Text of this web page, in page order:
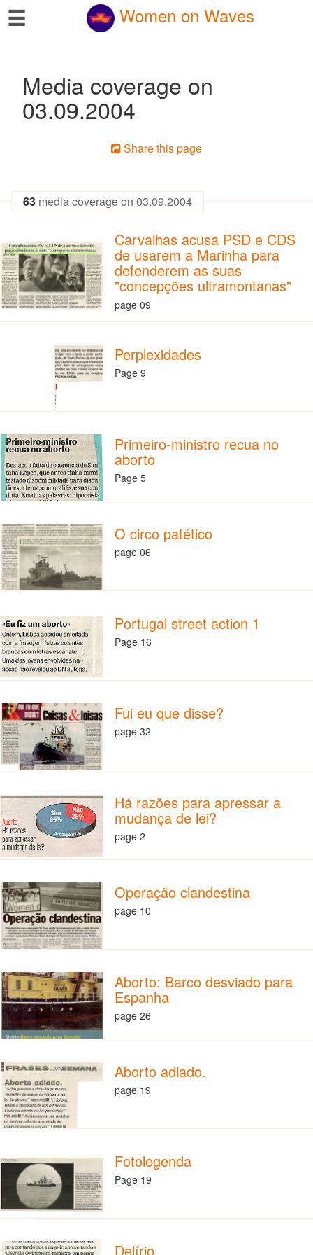
☰ Women on Waves
Media coverage on
03.09.2004
Share this page
63 media coverage on 03.09.2004
Carvalhas acusa PSD e CDS
de usarem a Marinha para
defenderem as suas
"concepções ultramontanas"
page 09
Perplexidades
Page 9
Primeiro-ministro recua no
aborto
Page 5
O circo patético
page 06
Portugal street action 1
Page 16
Fui eu que disse?
page 32
Há razões para apressar a
mudança de lei?
page 2
Operação clandestina
page 10
Aborto: Barco desviado para
Espanha
page 26
Aborto adiado.
page 19
Fotolegenda
Page 19
Delírio